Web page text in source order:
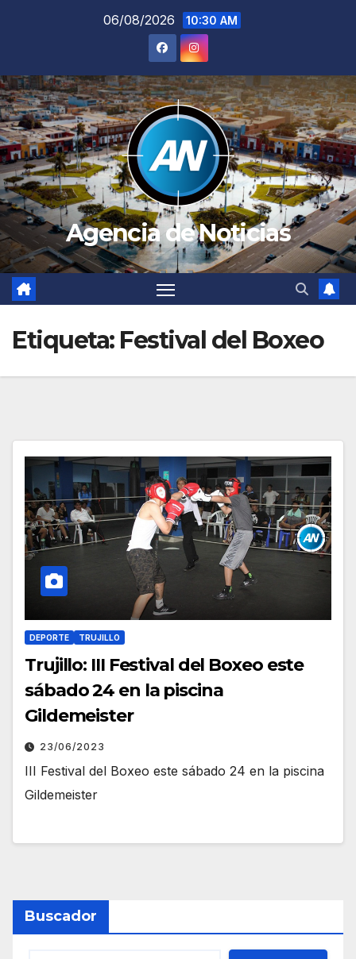
06/08/2026 10:30 AM
Agencia de Noticias
Etiqueta: Festival del Boxeo
DEPORTE TRUJILLO
Trujillo: III Festival del Boxeo este
sábado 24 en la piscina
Gildemeister
23/06/2023
III Festival del Boxeo este sábado 24 en la piscina
Gildemeister
Buscador